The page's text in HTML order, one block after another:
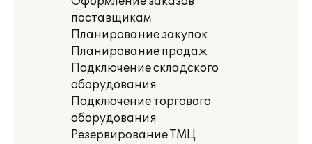
поставщикам
Планирование закупок
Планирование продаж
Подключение складского
оборудования
Подключение торгового
оборудования
Резервирование ТМЦ